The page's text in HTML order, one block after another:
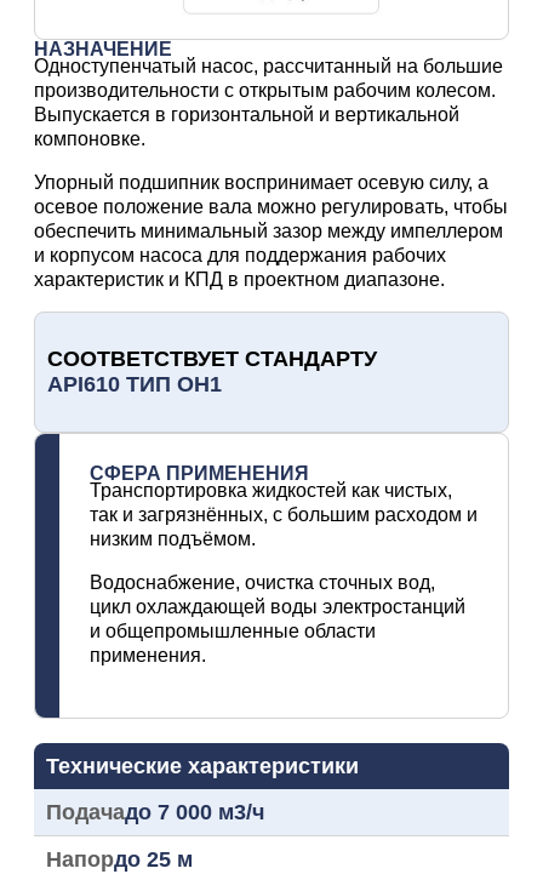
НАЗНАЧЕНИЕ
Одноступенчатый насос, рассчитанный на большие
производительности с открытым рабочим колесом.
Выпускается в горизонтальной и вертикальной
компоновке.
Упорный подшипник воспринимает осевую силу, а
осевое положение вала можно регулировать, чтобы
обеспечить минимальный зазор между импеллером
и корпусом насоса для поддержания рабочих
характеристик и КПД в проектном диапазоне.
СООТВЕТСТВУЕТ СТАНДАРТУ
API610 ТИП OH1
СФЕРА ПРИМЕНЕНИЯ
Транспортировка жидкостей как чистых,
так и загрязнённых, с большим расходом и
низким подъёмом.
Водоснабжение, очистка сточных вод,
цикл охлаждающей воды электростанций
и общепромышленные области
применения.
Технические характеристики
Подачадо 7 000 м3/ч
Напордо 25 м